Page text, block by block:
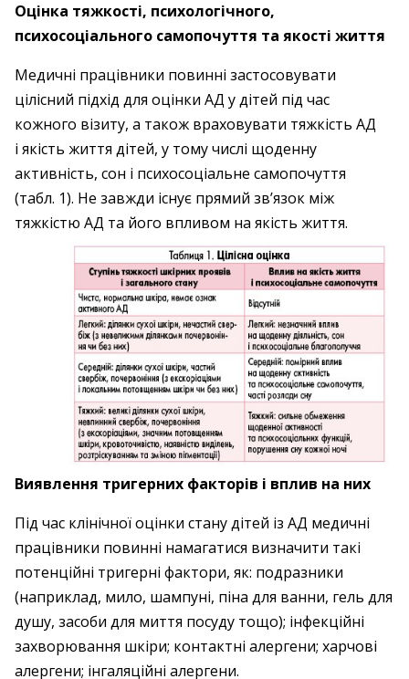
Оцінка тяжкості, психологічного,
психосоціального самопочуття та якості життя
Медичні працівники повинні застосовувати
цілісний підхід для оцінки АД у дітей під час
кожного візиту, а також враховувати тяжкість АД
і якість життя дітей, у тому числі щоденну
активність, сон і психосоціальне самопочуття
(табл. 1). Не завжди існує прямий зв’язок між
тяжкістю АД та його впливом на якість життя.
Виявлення тригерних факторів і вплив на них
Під час клінічної оцінки стану дітей із АД медичні
працівники повинні намагатися визначити такі
потенційні тригерні фактори, як: подразники
(наприклад, мило, шампуні, піна для ванни, гель для
душу, засоби для миття посуду тощо); інфекційні
захворювання шкіри; контактні алергени; харчові
алергени; інгаляційні алергени.